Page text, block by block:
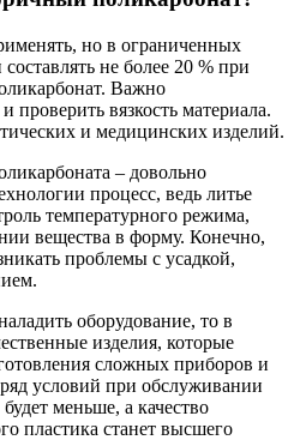
но в ограниченных
не более 20 % при
Важно
проверить вязкость материала.
и медицинских изделий.
– довольно
процесс, ведь литье
температурного режима,
вещества в форму. Конечно,
проблемы с усадкой,
оборудование, то в
изделия, которые
сложных приборов и
условий при обслуживании
меньше, а качество
пластика станет высшего